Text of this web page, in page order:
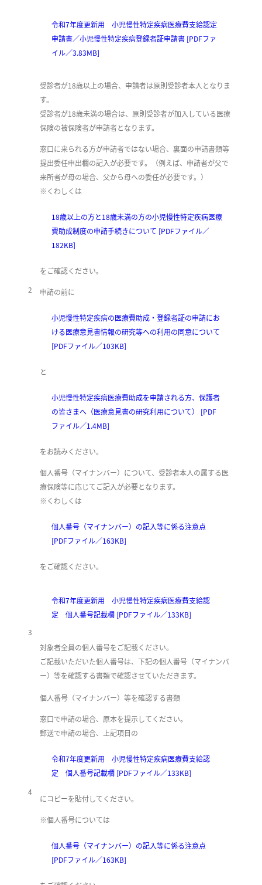
2
令和7年度更新用 小児慢性特定疾病医療費支給認定
申請書／小児慢性特定疾病登録者証申請書 [PDFファ
イル／3.83MB]
受診者が18歳以上の場合、申請者は原則受診者本人となりま
す。
受診者が18歳未満の場合は、原則受診者が加入している医療
保険の被保険者が申請者となります。
窓口に来られる方が申請者ではない場合、裏面の申請書類等
提出委任申出欄の記入が必要です。（例えば、申請者が父で
来所者が母の場合、父から母への委任が必要です。）
※くわしくは
18歳以上の方と18歳未満の方の小児慢性特定疾病医療
費助成制度の申請手続きについて [PDFファイル／
182KB]
をご確認ください。
申請の前に
小児慢性特定疾病の医療費助成・登録者証の申請にお
ける医療意見書情報の研究等への利用の同意について
[PDFファイル／103KB]
と
小児慢性特定疾病医療費助成を申請される方、保護者
の皆さまへ（医療意見書の研究利用について） [PDF
ファイル／1.4MB]
​をお読みください。
個人番号（マイナンバー）について、受診者本人の属する医
療保険等に応じてご記入が必要となります。
※くわしくは
個人番号（マイナンバー）の記入等に係る注意点
[PDFファイル／163KB]
をご確認ください。
3
令和7年度更新用 小児慢性特定疾病医療費支給認
定 個人番号記載欄 [PDFファイル／133KB]
対象者全員の個人番号をご記載ください。
ご記載いただいた個人番号は、下記の個人番号（マイナンバ
ー）等を確認する書類で確認させていただきます。
4
個人番号（マイナンバー）等を確認する書類
窓口で申請の場合、原本を提示してください。
郵送で申請の場合、上記項目の
令和7年度更新用 小児慢性特定疾病医療費支給認
定 個人番号記載欄 [PDFファイル／133KB]
にコピーを貼付してください。
※個人番号については
個人番号（マイナンバー）の記入等に係る注意点
[PDFファイル／163KB]